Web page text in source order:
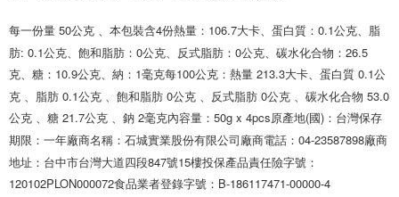
每一份量 50公克 、本包裝含4份熱量：106.7大卡、蛋白質：0.1公克、脂
肪: 0.1公克、飽和脂肪：0公克、反式脂肪：0公克、碳水化合物：26.5
克、糖：10.9公克、納：1毫克每100公克：熱量 213.3大卡、蛋白質 0.1公
克 、脂肪 0.1公克 、飽和脂肪 0公克 、反式脂肪 0公克 、碳水化合物 53.0
公克 、糖 21.7公克 、鈉 2毫克內容量：50g x 4pcs原產地(國)：台灣保存
期限：一年廠商名稱：石城實業股份有限公司廠商電話：04-23587898廠商
地址：台中市台灣大道四段847號15樓投保產品責任險字號：
120102PLON000072食品業者登錄字號：B-186117471-00000-4